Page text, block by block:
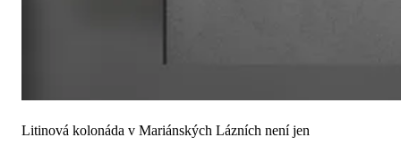
Litinová kolonáda v Mariánských Lázních není jen